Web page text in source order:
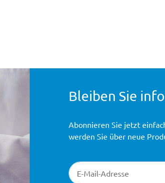
Bleiben Sie
Newsletter-Registrierung
Abonnieren Sie jetzt
werden Sie über neue